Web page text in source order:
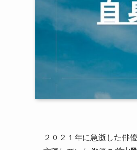
２０２１年に急逝した俳